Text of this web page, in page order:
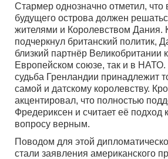
Стармер однозначно отметил, что
будущего острова должен
жителями и Королевством Дания.
подчеркнул британский политик,
близкий партнёр Великобритании
Европейском союзе, так и в
судьба Гренландии принадлежит
самой и датскому королевству.
акцентировал, что полностью
Фредериксен и считает её подход
вопросу верным.
Поводом для этой
стали заявления американского